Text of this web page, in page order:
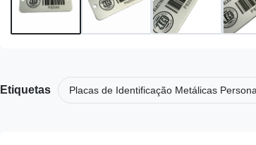
Etiquetas Placas de Identificação Metálicas